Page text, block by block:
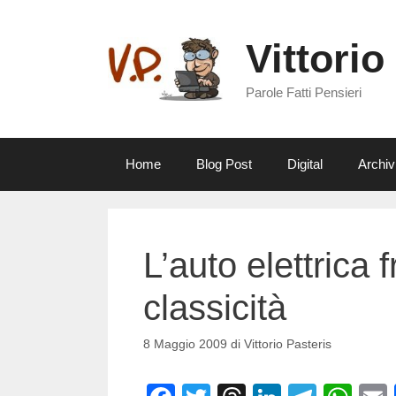
Vittorio
Parole Fatti Pensieri
Home Blog Post Digital
L’auto elettrica
classicità
8 Maggio 2009 di Vittorio Pasteris